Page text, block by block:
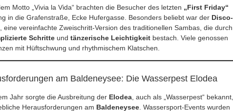
Motto „Vivia la Vida“ brachten die Besucher des letzten „First Friday“
in die Grafenstraße, Ecke Hufergasse. Besonders beliebt war der Disco-
, eine vereinfachte Zweischritt-Version des traditionellen Sambas, die durch
Schritte und tänzerische Leichtigkeitbestach. Viele genossen
mit Hüftschwung und rhythmischem Klatschen.
am Baldeneysee: Die Wasserpest Elodea
Jahr sorgte die Ausbreitung der Elodea, auch als „Wasserpest“ bekannt,
Herausforderungen am Baldeneysee. Wassersport-Events wurden